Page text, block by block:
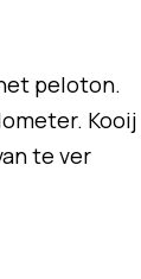
peloton.
Kooij
te ver